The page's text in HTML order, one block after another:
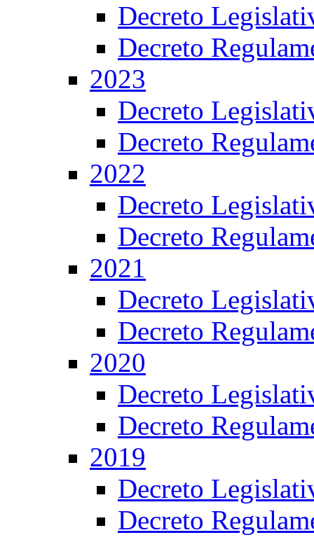
Decreto
Decreto
2023
Decreto
Decreto
2022
Decreto
Decreto
2021
Decreto
Decreto
2020
Decreto
Decreto
2019
Decreto
Decreto